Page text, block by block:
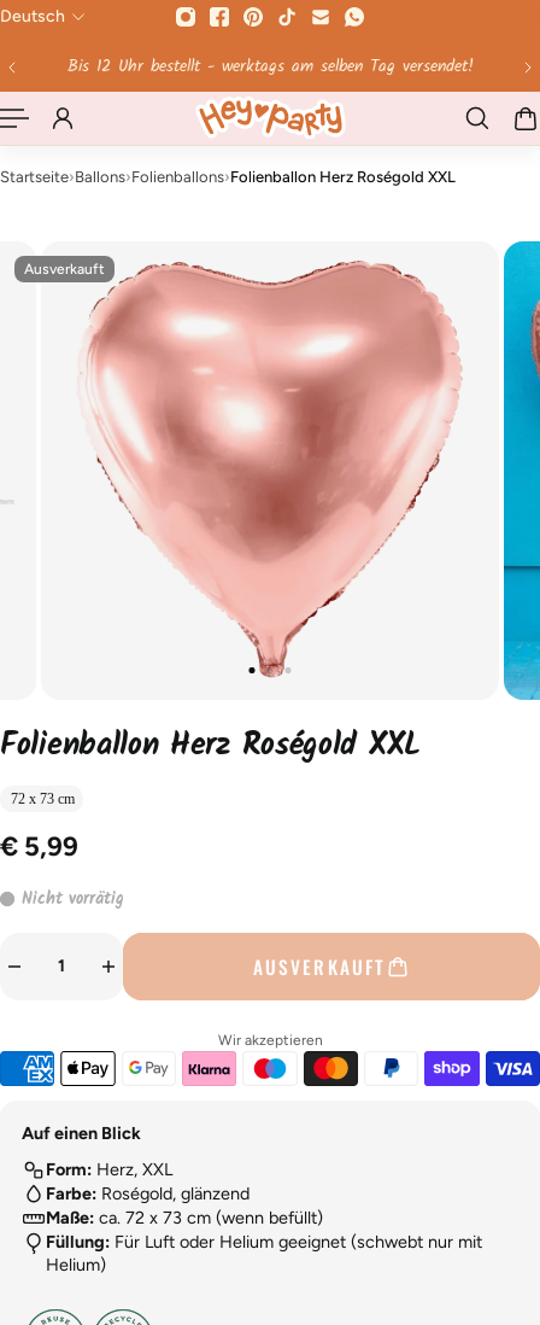
Ab 60 € Versandkosten geschenkt!
Deutsch
Startseite›Ballons›Folienballons›Folienballon Herz Roségold XXL
Ausverkauft
Folienballon Herz Roségold XXL
72 x 73 cm
€ 5,99
Nicht vorrätig
AUSVERKAUFT
Wir akzeptieren
Auf einen Blick
Form: Herz, XXL
Farbe: Roségold, glänzend
Maße: ca. 72 x 73 cm (wenn befüllt)
Füllung: Für Luft oder Helium geeignet (schwebt nur mit
Helium)